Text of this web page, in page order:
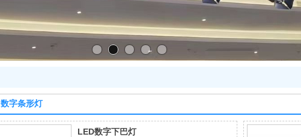
数字条形灯
LED数字下巴灯